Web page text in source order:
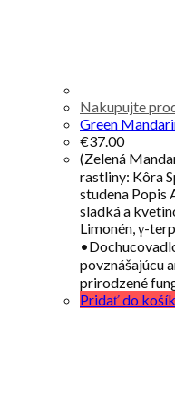
Nakupujte
Green
€37.00
(Zelená
rastliny: Kôra
studena Popis
sladká a
Limonén, γ-
povznášajúcu
prirodzené
Pridať do